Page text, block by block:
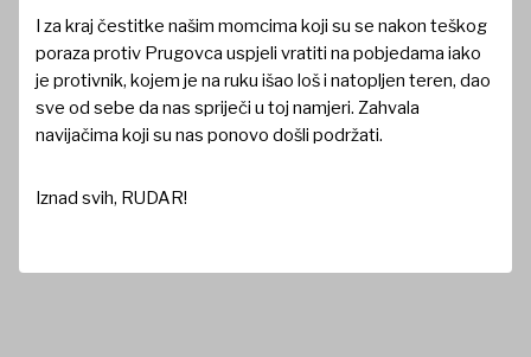
I za kraj čestitke našim momcima koji su se nakon teškog
poraza protiv Prugovca uspjeli vratiti na pobjedama iako
je protivnik, kojem je na ruku išao loš i natopljen teren, dao
sve od sebe da nas spriječi u toj namjeri. Zahvala
navijačima koji su nas ponovo došli podržati.
Iznad svih, RUDAR!